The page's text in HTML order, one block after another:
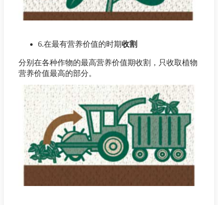
6.在最有营养价值的时期收割
分别在各种作物的最高营养价值期收割，只收取植物
营养价值最高的部分。